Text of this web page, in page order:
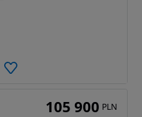
105 900 PLN